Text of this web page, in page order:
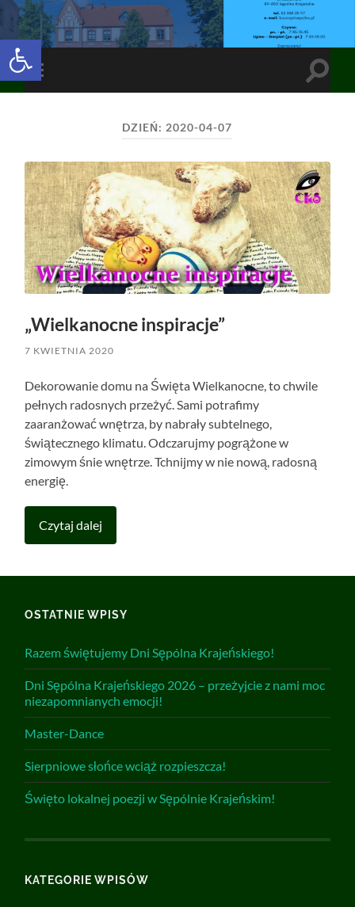
Open toolbar
Toggle
mobile
Toggle
DZIEŃ: 2020-04-07
„Wielkanocne inspiracje”
7 KWIETNIA 2020
Dekorowanie domu na Święta Wielkanocne, to chwile
pełnych radosnych przeżyć. Sami potrafimy
zaaranżować wnętrza, by nabrały subtelnego,
świątecznego klimatu. Odczarujmy pogrążone w
zimowym śnie wnętrze. Tchnijmy w nie nową, radosną
energię.
Czytaj dalej
OSTATNIE WPISY
Razem świętujemy Dni Sępólna Krajeńskiego!
Dni Sępólna Krajeńskiego 2026 – przeżyjcie z nami moc
niezapomnianych emocji!
Master-Dance
Sierpniowe słońce wciąż rozpieszcza!
Święto lokalnej poezji w Sępólnie Krajeńskim!
KATEGORIE WPISÓW